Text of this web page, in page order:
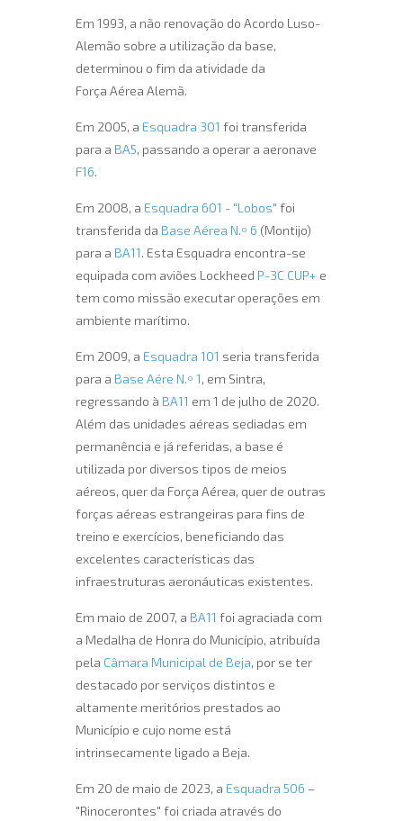
Em 1993, a não renovação do Acordo Luso-
Alemão sobre a utilização da base,
determinou o fim da atividade da
Força Aérea Alemã.
Em 2005, a Esquadra 301 foi transferida
para a BA5, passando a operar a aeronave
F16.
Em 2008, a Esquadra 601 - "Lobos" foi
transferida da Base Aérea N.º 6 (Montijo)
para a BA11. Esta Esquadra encontra-se
equipada com aviões Lockheed P-3C CUP+ e
tem como missão executar operações em
ambiente marítimo.
Em 2009, a Esquadra 101 seria transferida
para a Base Aére N.º 1, em Sintra,
regressando à BA11 em 1 de julho de 2020.
Além das unidades aéreas sediadas em
permanência e já referidas, a base é
utilizada por diversos tipos de meios
aéreos, quer da Força Aérea, quer de outras
forças aéreas estrangeiras para fins de
treino e exercícios, beneficiando das
excelentes características das
infraestruturas aeronáuticas existentes.
Em maio de 2007, a BA11 foi agraciada com
a Medalha de Honra do Município, atribuída
pela Câmara Municipal de Beja, por se ter
destacado por serviços distintos e
altamente meritórios prestados ao
Município e cujo nome está
intrinsecamente ligado a Beja.
Em 20 de maio de 2023, a Esquadra 506 –
"Rinocerontes" foi criada através do